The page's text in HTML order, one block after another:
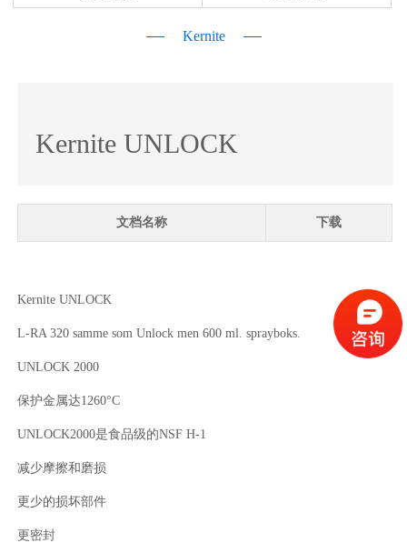
Kernite
Kernite UNLOCK
文档名称 下载
Kernite UNLOCK
L-RA 320 samme som Unlock men 600 ml. sprayboks.
UNLOCK 2000
保护金属达1260°C
UNLOCK2000是食品级的NSF H-1
减少摩擦和磨损
更少的损坏部件
更密封